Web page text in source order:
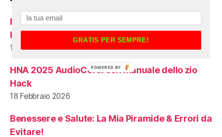
HNA 2024 AudioCorsi con Manuale dello zio
Hack
18 Marzo 2026
HNA 2025 AudioCorsi con Manuale dello zio
Hack
18 Febbraio 2026
Benessere e Salute: La Mia Piramide & Errori da
Evitare!
GRATIS PER SEMPRE!
POWERED BY